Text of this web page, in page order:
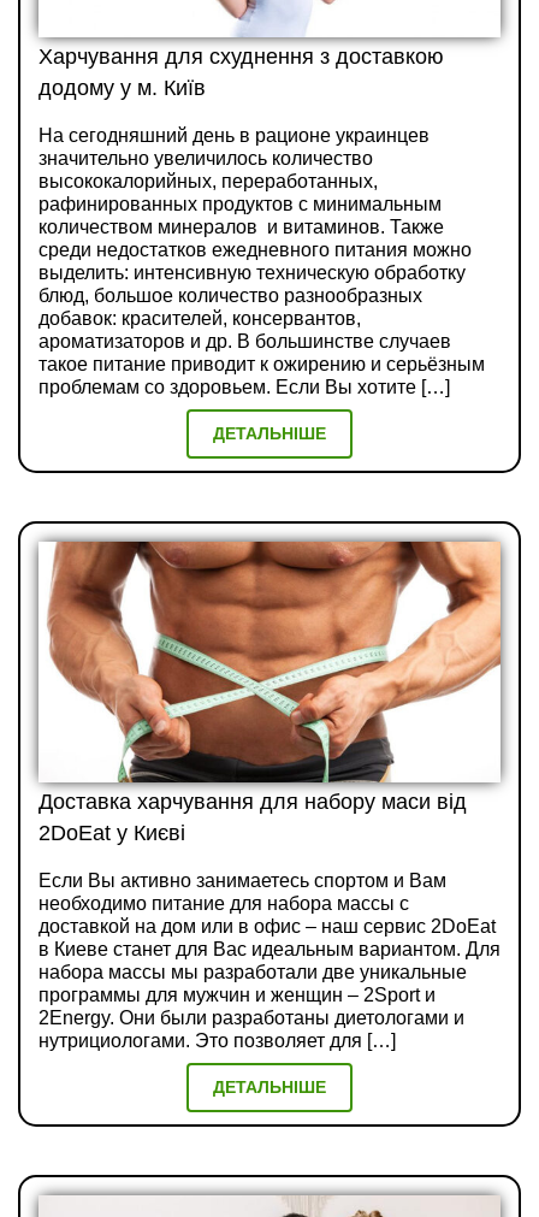
Харчування для схуднення з доставкою
додому у м. Київ
На сегодняшний день в рационе украинцев
значительно увеличилось количество
высококалорийных, переработанных,
рафинированных продуктов с минимальным
количеством минералов и витаминов. Также
среди недостатков ежедневного питания можно
выделить: интенсивную техническую обработку
блюд, большое количество разнообразных
добавок: красителей, консервантов,
ароматизаторов и др. В большинстве случаев
такое питание приводит к ожирению и серьёзным
проблемам со здоровьем. Если Вы хотите […]
ДЕТАЛЬНІШЕ
Доставка харчування для набору маси від
2DoEat у Києві
Если Вы активно занимаетесь спортом и Вам
необходимо питание для набора массы с
доставкой на дом или в офис – наш сервис 2DoEat
в Киеве станет для Вас идеальным вариантом. Для
набора массы мы разработали две уникальные
программы для мужчин и женщин – 2Sport и
2Energy. Они были разработаны диетологами и
нутрициологами. Это позволяет для […]
ДЕТАЛЬНІШЕ